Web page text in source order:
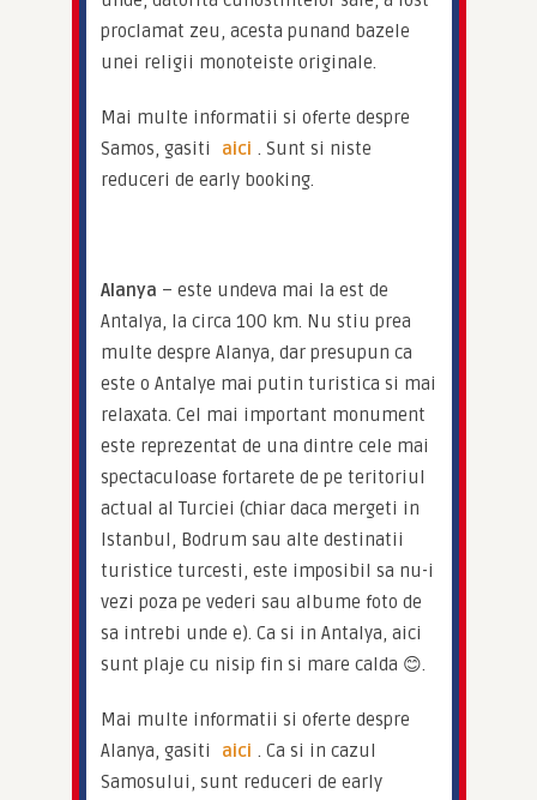
proclamat zeu, acesta punand bazele
unei religii monoteiste originale.
Mai multe informatii si oferte despre
Samos, gasiti
aici . Sunt si niste
reduceri de early booking.
Alanya – este undeva mai la est de
Antalya, la circa 100 km. Nu stiu prea
multe despre Alanya, dar presupun ca
este o Antalye mai putin turistica si mai
relaxata. Cel mai important monument
este reprezentat de una dintre cele mai
spectaculoase fortarete de pe teritoriul
actual al Turciei (chiar daca mergeti in
Istanbul, Bodrum sau alte destinatii
turistice turcesti, este imposibil sa nu-i
vezi poza pe vederi sau albume foto de
sa intrebi unde e). Ca si in Antalya, aici
sunt plaje cu nisip fin si mare calda 😊.
Mai multe informatii si oferte despre
Alanya, gasiti
aici . Ca si in cazul
Samosului, sunt reduceri de early